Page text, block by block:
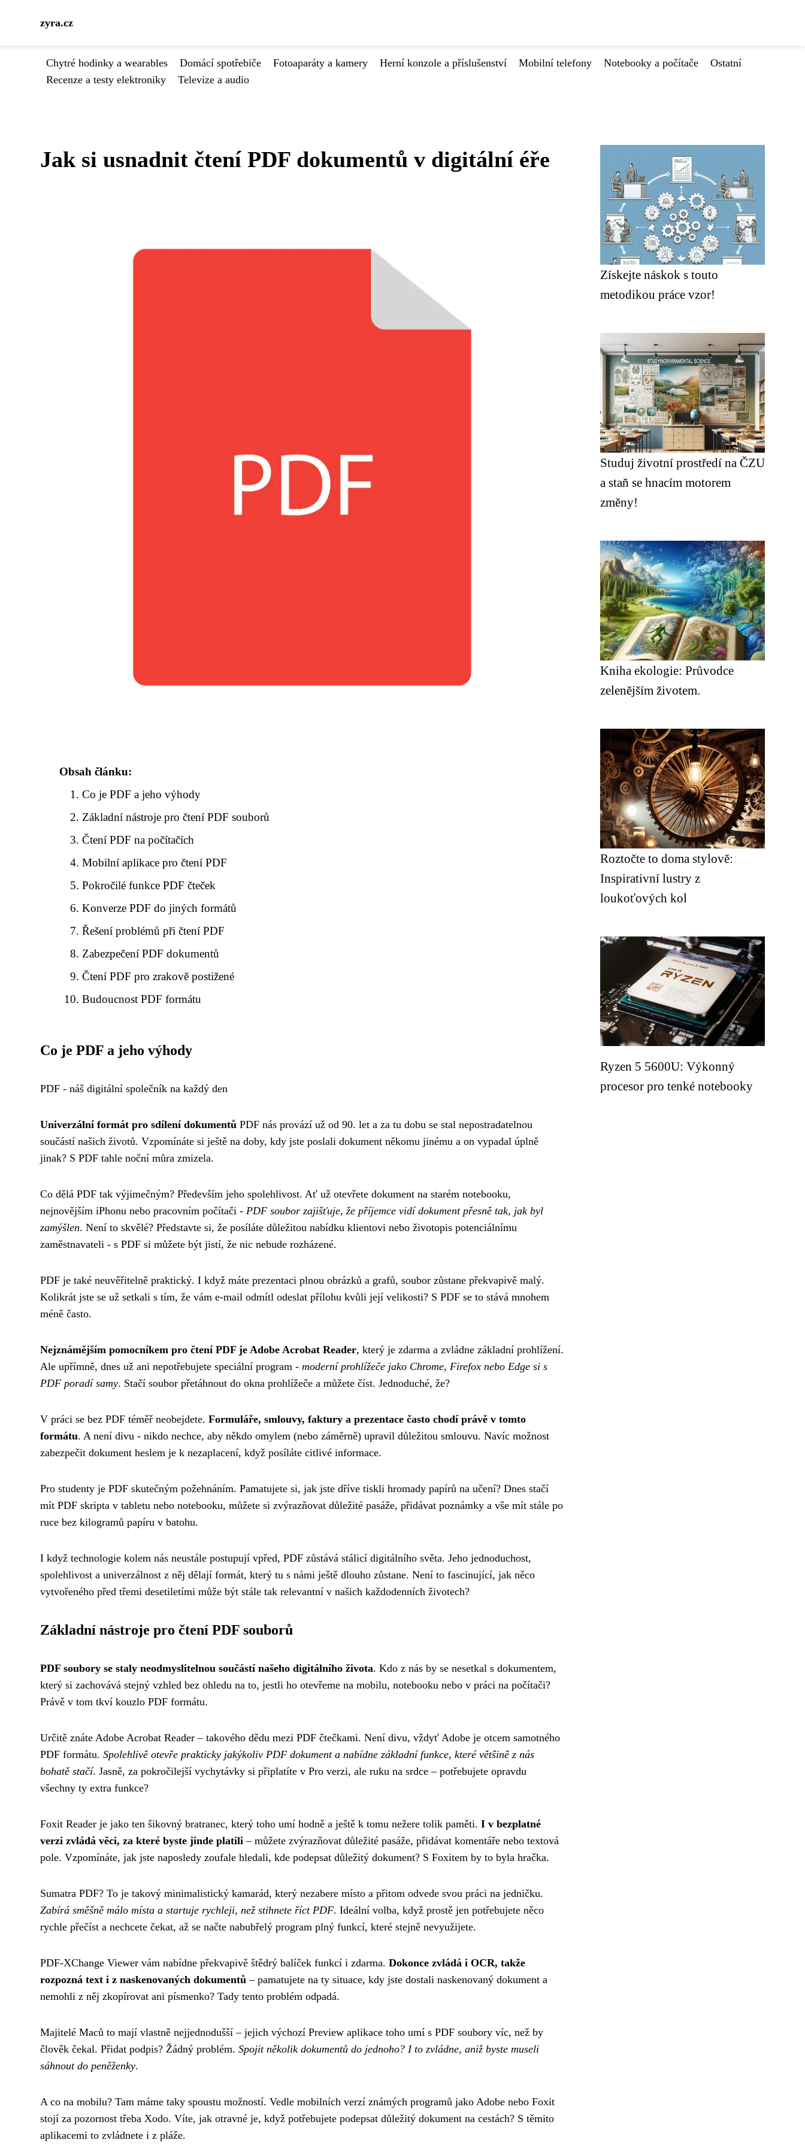
zyra.cz
Chytré hodinky a wearables Domácí spotřebiče Fotoaparáty a kamery Herní konzole a příslušenství Mobilní telefony Notebooky a počítače
Ostatní
Recenze a testy elektroniky
Televize a audio
Jak si usnadnit čtení PDF dokumentů v digitální éře
Obsah článku:
Co je PDF a jeho výhody
Základní nástroje pro čtení PDF souborů
Čtení PDF na počítačích
Mobilní aplikace pro čtení PDF
Pokročilé funkce PDF čteček
Konverze PDF do jiných formátů
Řešení problémů při čtení PDF
Zabezpečení PDF dokumentů
Čtení PDF pro zrakově postižené
Budoucnost PDF formátu
Co je PDF a jeho výhody
PDF - náš digitální společník na každý den
Univerzální formát pro sdílení dokumentů PDF nás provází už od 90. let a za tu dobu se stal nepostradatelnou
součástí našich životů. Vzpomínáte si ještě na doby, kdy jste poslali dokument někomu jinému a on vypadal úplně
jinak? S PDF tahle noční můra zmizela.
Co dělá PDF tak výjimečným? Především jeho spolehlivost. Ať už otevřete dokument na starém notebooku,
nejnovějším iPhonu nebo pracovním počítači - PDF soubor zajišťuje, že příjemce vidí dokument přesně tak, jak byl
zamýšlen. Není to skvělé? Představte si, že posíláte důležitou nabídku klientovi nebo životopis potenciálnímu
zaměstnavateli - s PDF si můžete být jistí, že nic nebude rozházené.
PDF je také neuvěřitelně praktický. I když máte prezentaci plnou obrázků a grafů, soubor zůstane překvapivě malý.
Kolikrát jste se už setkali s tím, že vám e-mail odmítl odeslat přílohu kvůli její velikosti? S PDF se to stává mnohem
méně často.
Nejznámějším pomocníkem pro čtení PDF je Adobe Acrobat Reader, který je zdarma a zvládne základní prohlížení.
Ale upřímně, dnes už ani nepotřebujete speciální program - moderní prohlížeče jako Chrome, Firefox nebo Edge si s
PDF poradí samy. Stačí soubor přetáhnout do okna prohlížeče a můžete číst. Jednoduché, že?
V práci se bez PDF téměř neobejdete. Formuláře, smlouvy, faktury a prezentace často chodí právě v tomto
formátu. A není divu - nikdo nechce, aby někdo omylem (nebo záměrně) upravil důležitou smlouvu. Navíc možnost
zabezpečit dokument heslem je k nezaplacení, když posíláte citlivé informace.
Pro studenty je PDF skutečným požehnáním. Pamatujete si, jak jste dříve tiskli hromady papírů na učení? Dnes stačí
mít PDF skripta v tabletu nebo notebooku, můžete si zvýrazňovat důležité pasáže, přidávat poznámky a vše mít stále po
ruce bez kilogramů papíru v batohu.
I když technologie kolem nás neustále postupují vpřed, PDF zůstává stálicí digitálního světa. Jeho jednoduchost,
spolehlivost a univerzálnost z něj dělají formát, který tu s námi ještě dlouho zůstane. Není to fascinující, jak něco
vytvořeného před třemi desetiletími může být stále tak relevantní v našich každodenních životech?
Základní nástroje pro čtení PDF souborů
PDF soubory se staly neodmyslitelnou součástí našeho digitálního života. Kdo z nás by se nesetkal s dokumentem,
který si zachovává stejný vzhled bez ohledu na to, jestli ho otevřeme na mobilu, notebooku nebo v práci na počítači?
Právě v tom tkví kouzlo PDF formátu.
Určitě znáte Adobe Acrobat Reader – takového dědu mezi PDF čtečkami. Není divu, vždyť Adobe je otcem samotného
PDF formátu. Spolehlivě otevře prakticky jakýkoliv PDF dokument a nabídne základní funkce, které většině z nás
bohatě stačí. Jasně, za pokročilejší vychytávky si připlatíte v Pro verzi, ale ruku na srdce – potřebujete opravdu
všechny ty extra funkce?
Foxit Reader je jako ten šikovný bratranec, který toho umí hodně a ještě k tomu nežere tolik paměti. I v bezplatné
verzi zvládá věci, za které byste jinde platili – můžete zvýrazňovat důležité pasáže, přidávat komentáře nebo textová
pole. Vzpomínáte, jak jste naposledy zoufale hledali, kde podepsat důležitý dokument? S Foxitem by to byla hračka.
Sumatra PDF? To je takový minimalistický kamarád, který nezabere místo a přitom odvede svou práci na jedničku.
Zabírá směšně málo místa a startuje rychleji, než stihnete říct PDF. Ideální volba, když prostě jen potřebujete něco
rychle přečíst a nechcete čekat, až se načte nabubřelý program plný funkcí, které stejně nevyužijete.
PDF-XChange Viewer vám nabídne překvapivě štědrý balíček funkcí i zdarma. Dokonce zvládá i OCR, takže
rozpozná text i z naskenovaných dokumentů – pamatujete na ty situace, kdy jste dostali naskenovaný dokument a
nemohli z něj zkopírovat ani písmenko? Tady tento problém odpadá.
Majitelé Maců to mají vlastně nejjednodušší – jejich výchozí Preview aplikace toho umí s PDF soubory víc, než by
člověk čekal. Přidat podpis? Žádný problém. Spojit několik dokumentů do jednoho? I to zvládne, aniž byste museli
sáhnout do peněženky.
A co na mobilu? Tam máme taky spoustu možností. Vedle mobilních verzí známých programů jako Adobe nebo Foxit
stojí za pozornost třeba Xodo. Víte, jak otravné je, když potřebujete podepsat důležitý dokument na cestách? S těmito
aplikacemi to zvládnete i z pláže.
Získejte náskok s touto
metodikou práce vzor!
Studuj životní prostředí na ČZU
a staň se hnacím motorem
změny!
Kniha ekologie: Průvodce
zelenějším životem.
Roztočte to doma stylově:
Inspirativní lustry z
loukoťových kol
Ryzen 5 5600U: Výkonný
procesor pro tenké notebooky